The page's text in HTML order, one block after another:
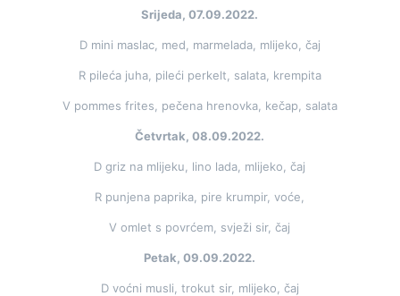
Srijeda, 07.09.2022.
D mini maslac, med, marmelada, mlijeko, čaj
R pileća juha, pileći perkelt, salata, krempita
V pommes frites, pečena hrenovka, kečap, salata
Četvrtak, 08.09.2022.
D griz na mlijeku, lino lada, mlijeko, čaj
R punjena paprika, pire krumpir, voće,
V omlet s povrćem, svježi sir, čaj
Petak, 09.09.2022.
D voćni musli, trokut sir, mlijeko, čaj